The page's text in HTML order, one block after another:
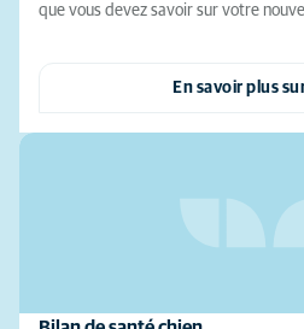
que vous devez savoir sur votre
En savoir plus